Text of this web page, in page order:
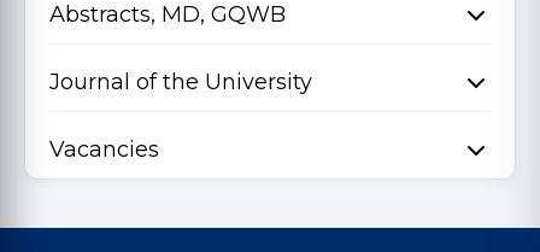
Abstracts, MD, GQWB
Journal of the University
Vacancies